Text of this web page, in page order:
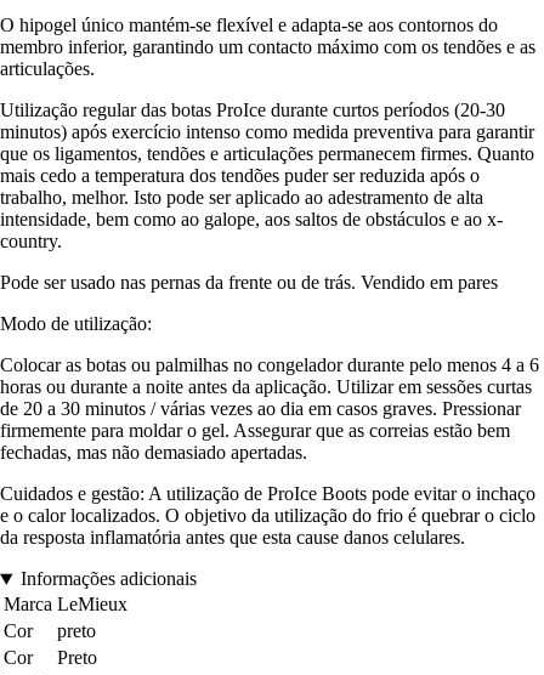
O hipogel único mantém-se flexível e adapta-se aos contornos do
membro inferior, garantindo um contacto máximo com os tendões e as
articulações.
Utilização regular das botas ProIce durante curtos períodos (20-30
minutos) após exercício intenso como medida preventiva para garantir
que os ligamentos, tendões e articulações permanecem firmes. Quanto
mais cedo a temperatura dos tendões puder ser reduzida após o
trabalho, melhor. Isto pode ser aplicado ao adestramento de alta
intensidade, bem como ao galope, aos saltos de obstáculos e ao x-
country.
Pode ser usado nas pernas da frente ou de trás. Vendido em pares
Modo de utilização:
Colocar as botas ou palmilhas no congelador durante pelo menos 4 a 6
horas ou durante a noite antes da aplicação. Utilizar em sessões curtas
de 20 a 30 minutos / várias vezes ao dia em casos graves. Pressionar
firmemente para moldar o gel. Assegurar que as correias estão bem
fechadas, mas não demasiado apertadas.
Cuidados e gestão: A utilização de ProIce Boots pode evitar o inchaço
e o calor localizados. O objetivo da utilização do frio é quebrar o ciclo
da resposta inflamatória antes que esta cause danos celulares.
Informações adicionais
Marca LeMieux
Cor
preto
Cor
Preto